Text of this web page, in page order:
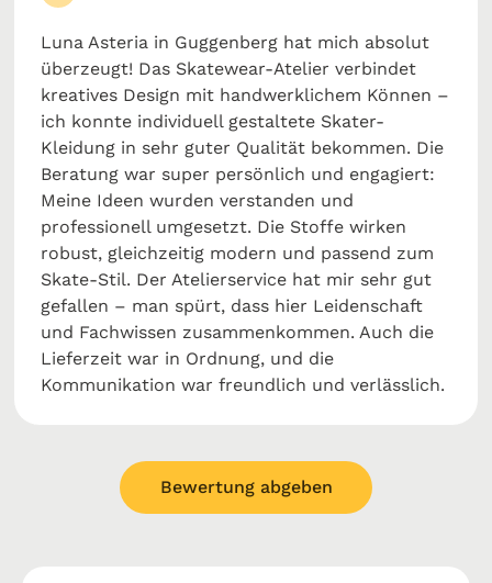
Luna Asteria in Guggenberg hat mich absolut
überzeugt! Das Skatewear‑Atelier verbindet
kreatives Design mit handwerklichem Können –
ich konnte individuell gestaltete Skater-
Kleidung in sehr guter Qualität bekommen. Die
Beratung war super persönlich und engagiert:
Meine Ideen wurden verstanden und
professionell umgesetzt. Die Stoffe wirken
robust, gleichzeitig modern und passend zum
Skate-Stil. Der Atelierservice hat mir sehr gut
gefallen – man spürt, dass hier Leidenschaft
und Fachwissen zusammenkommen. Auch die
Lieferzeit war in Ordnung, und die
Kommunikation war freundlich und verlässlich.
Bewertung abgeben